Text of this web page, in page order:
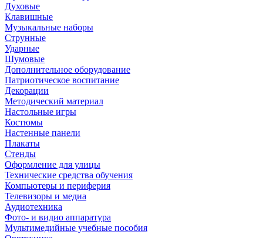
Духовые
Клавишные
Музыкальные наборы
Струнные
Ударные
Шумовые
Дополнительное оборудование
Патриотическое воспитание
Декорации
Методический материал
Настольные игры
Костюмы
Настенные панели
Плакаты
Стенды
Оформление для улицы
Технические средства обучения
Компьютеры и периферия
Телевизоры и медиа
Аудиотехника
Фото- и видио аппаратура
Мультимедийные учебные пособия